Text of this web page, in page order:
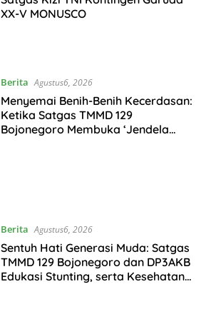
XX-V MONUSCO
Berita Agustus6, 2026
Menyemai Benih-Benih Kecerdasan:
Ketika Satgas TMMD 129
Bojonegoro Membuka ‘Jendela
Berita Agustus6, 2026
Sentuh Hati Generasi Muda: Satgas
TMMD 129 Bojonegoro dan DP3AKB
Edukasi Stunting, serta Kesehatan